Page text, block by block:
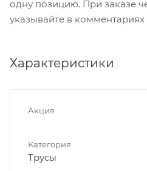
одну позицию. При заказе
указывайте в комментариях
Характеристики
Акция
Категория
Трусы